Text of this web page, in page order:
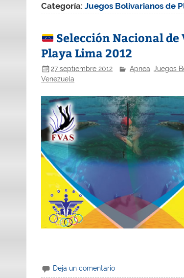
Categoría:Juegos Bolivarianos de
Selección Nacional de
Playa Lima 2012
27 septiembre 2012 Apnea Juegos
Venezuela
Deja un comentario